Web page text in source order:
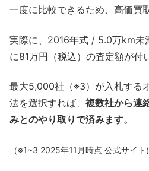
一度に比較できるため、高価買
実際に、2016年式 / 5.0万km未
に81万円（税込）の査定額が付
最大5,000社（※3）が入札する
法を選択すれば、 複数社から連
みとのやり取りで済みます。
（※1~3 2025年11月時点 公式サイト